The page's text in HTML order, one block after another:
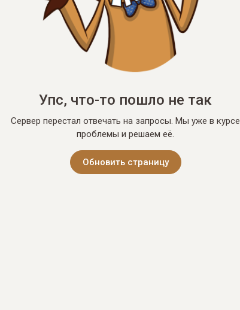
Упс, что-то пошло не так
Сервер перестал отвечать на запросы. Мы уже в курсе
проблемы и решаем её.
Обновить страницу